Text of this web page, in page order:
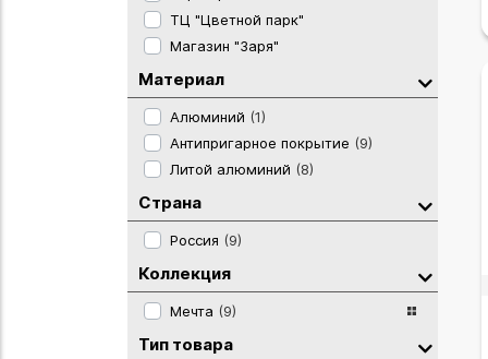
ТЦ "Цветной парк"
Магазин "Заря"
Материал
Алюминий (1)
Антипригарное покрытие (9)
Литой алюминий (8)
Страна
Россия (9)
Коллекция
Мечта (9)
Тип товара